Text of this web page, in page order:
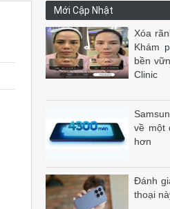
Mới Cập Nhật
Xóa
Khám
bền
Clinic
về một
hơn
Đánh
thoại